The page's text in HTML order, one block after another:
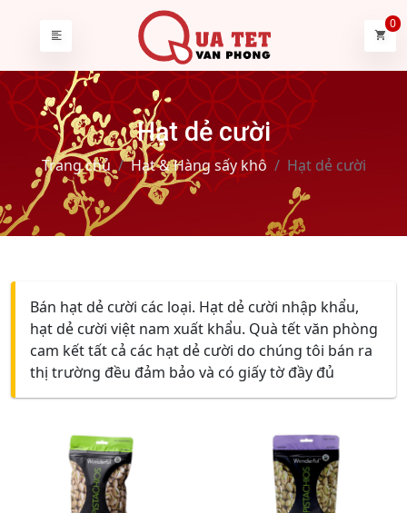
0
Hạt dẻ cười
Trang chủ Hạt & Hàng sấy khô Hạt dẻ cười
Bán hạt dẻ cười các loại. Hạt dẻ cười nhập khẩu,
hạt dẻ cười việt nam xuất khẩu. Quà tết văn phòng
cam kết tất cả các hạt dẻ cười do chúng tôi bán ra
thị trường đều đảm bảo và có giấy tờ đầy đủ